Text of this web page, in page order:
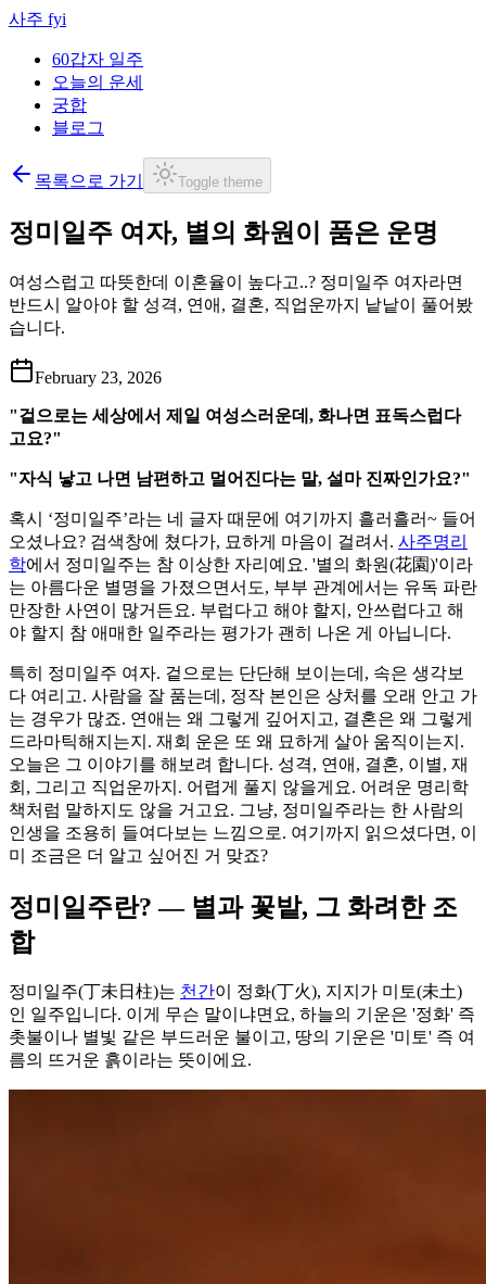
사주 fyi
60갑자 일주
오늘의 운세
궁합
블로그
목록으로 가기 Toggle theme
정미일주 여자, 별의 화원이 품은 운명
여성스럽고 따뜻한데 이혼율이 높다고..? 정미일주 여자라면
반드시 알아야 할 성격, 연애, 결혼, 직업운까지 낱낱이 풀어봤
습니다.
February 23, 2026
"겉으로는 세상에서 제일 여성스러운데, 화나면 표독스럽다
고요?"
"자식 낳고 나면 남편하고 멀어진다는 말, 설마 진짜인가요?"
혹시 ‘정미일주’라는 네 글자 때문에 여기까지 흘러흘러~ 들어
오셨나요? 검색창에 쳤다가, 묘하게 마음이 걸려서. 사주명리
학에서 정미일주는 참 이상한 자리예요. '별의 화원(花園)'이라
는 아름다운 별명을 가졌으면서도, 부부 관계에서는 유독 파란
만장한 사연이 많거든요. 부럽다고 해야 할지, 안쓰럽다고 해
야 할지 참 애매한 일주라는 평가가 괜히 나온 게 아닙니다.
특히 정미일주 여자. 겉으로는 단단해 보이는데, 속은 생각보
다 여리고. 사람을 잘 품는데, 정작 본인은 상처를 오래 안고 가
는 경우가 많죠. 연애는 왜 그렇게 깊어지고, 결혼은 왜 그렇게
드라마틱해지는지. 재회 운은 또 왜 묘하게 살아 움직이는지.
오늘은 그 이야기를 해보려 합니다. 성격, 연애, 결혼, 이별, 재
회, 그리고 직업운까지. 어렵게 풀지 않을게요. 어려운 명리학
책처럼 말하지도 않을 거고요. 그냥, 정미일주라는 한 사람의
인생을 조용히 들여다보는 느낌으로. 여기까지 읽으셨다면, 이
미 조금은 더 알고 싶어진 거 맞죠?
정미일주란? — 별과 꽃밭, 그 화려한 조
합
정미일주(丁未日柱)는 천간이 정화(丁火), 지지가 미토(未土)
인 일주입니다. 이게 무슨 말이냐면요, 하늘의 기운은 '정화' 즉
촛불이나 별빛 같은 부드러운 불이고, 땅의 기운은 '미토' 즉 여
름의 뜨거운 흙이라는 뜻이에요.